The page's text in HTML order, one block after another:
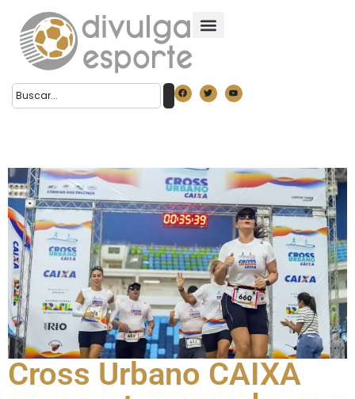
Cross Urbano CAIXA